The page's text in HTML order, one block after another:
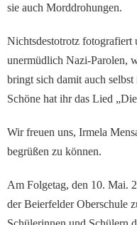
sie auch Morddrohungen.
Nichtsdestotrotz fotografiert
unermüdlich Nazi-Parolen,
bringt sich damit auch
Schöne hat ihr das Lied
Wir freuen uns, Irmela
begrüßen zu können.
Am Folgetag, den 10. Mai.
der Beierfelder Oberschule